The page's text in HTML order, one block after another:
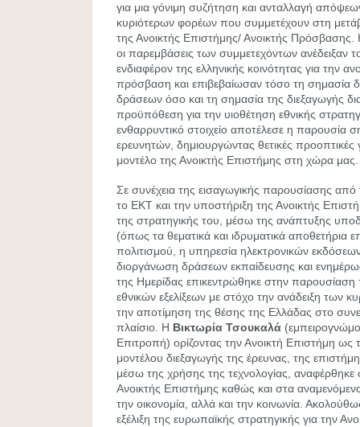
για μια γόνιμη συζήτηση και ανταλλαγή
κυριότερων φορέων που συμμετέχουν στη
της Ανοικτής Επιστήμης/ Ανοικτής Πρόσβασης.
οι παρεμβάσεις των συμμετεχόντων ανέδειξαν
ενδιαφέρον της ελληνικής κοινότητας για την
πρόσβαση και επιβεβαίωσαν τόσο τη σημασία
δράσεων όσο και τη σημασία της διεξαγωγής
προϋπόθεση για την υιοθέτηση εθνικής
ενθαρρυντικό στοιχείο αποτέλεσε η παρουσία
ερευνητών, δημιουργώντας θετικές προοπτικές
μοντέλο της Ανοικτής Επιστήμης στη χώρα μας.
Σε συνέχεια της εισαγωγικής παρουσίασης
το ΕΚΤ και την υποστήριξη της Ανοικτής
της στρατηγικής του, μέσω της ανάπτυξης
(όπως τα θεματικά και ιδρυματικά αποθετήρια
πολιτισμού, η υπηρεσία ηλεκτρονικών
διοργάνωση δράσεων εκπαίδευσης και
της Ημερίδας επικεντρώθηκε στην
εθνικών εξελίξεων με στόχο την ανάδειξη των
την αποτίμηση της θέσης της Ελλάδας στο
πλαίσιο. Η Βικτωρία Τσουκαλά
Επιτροπή) ορίζοντας την Ανοικτή Επιστήμη ως
μοντέλου διεξαγωγής της έρευνας, της
μέσω της χρήσης της τεχνολογίας, αναφέρθηκε
Ανοικτής Επιστήμης καθώς και στα
την οικονομία, αλλά και την κοινωνία.
εξέλιξη της ευρωπαϊκής στρατηγικής για την